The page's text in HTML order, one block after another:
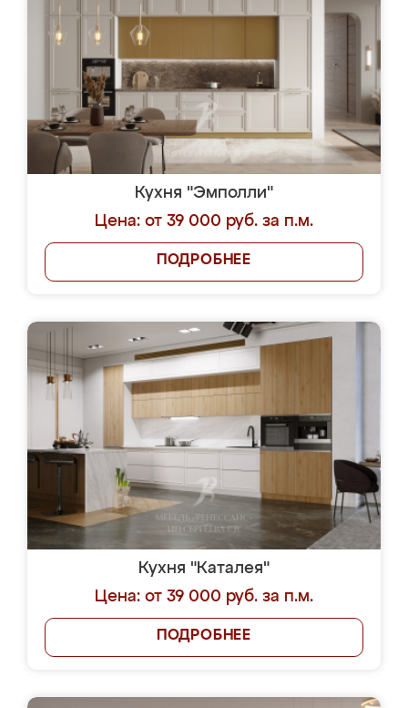
Кухня "Эмполли"
Цена: от 39 000 руб. за п.м.
ПОДРОБНЕЕ
Кухня "Каталея"
Цена: от 39 000 руб. за п.м.
ПОДРОБНЕЕ